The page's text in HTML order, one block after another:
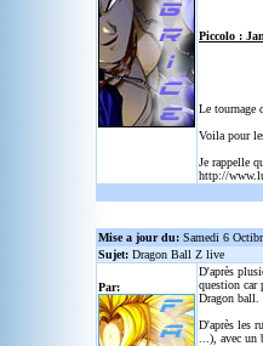
Piccolo :
Le tournage
Voila pour
Je rappelle
http://
Mise a jour du: Samedi 6
Sujet: Dragon Ball Z live
Par:
D'après
question car
Dragon ball.
D'après les
...), avec